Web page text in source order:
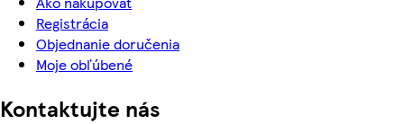
Registrácia
Objednanie doručenia
Moje obľúbené
Kontaktujte nás